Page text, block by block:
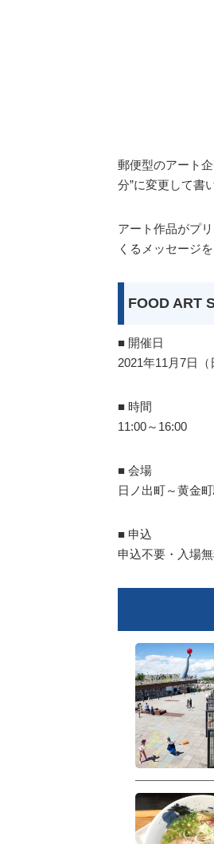
郵便型のアート
分”に変更して書
アート作品がプ
くるメッセージ
FOOD ART
■ 開催日
2021年11月7日（
■ 時間
11:00～16:00
■ 会場
日ノ出町～黄金
■ 申込
申込不要・入場